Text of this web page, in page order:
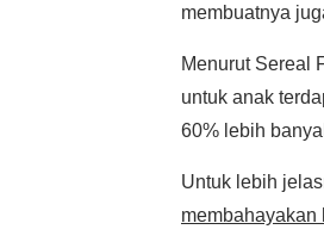
membuatnya
Menurut Sereal
untuk anak
60% lebih
Untuk lebih
membahayakan